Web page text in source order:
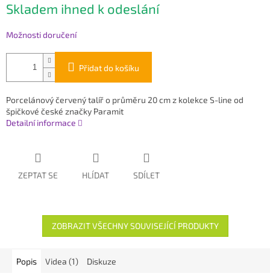
cena:
Skladem ihned k odeslání
Možnosti doručení
Přidat do košíku
Porcelánový červený talíř o průměru 20 cm z kolekce S-line od
špičkové české značky Paramit
Detailní informace
ZEPTAT SE HLÍDAT SDÍLET
ZOBRAZIT VŠECHNY SOUVISEJÍCÍ PRODUKTY
Popis Videa (1) Diskuze